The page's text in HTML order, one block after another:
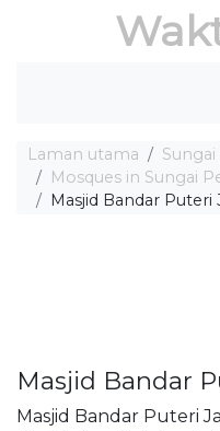
Laman utama
Mosques in Sungai
Masjid Bandar Puteri
Masjid Bandar
Masjid Bandar Puteri